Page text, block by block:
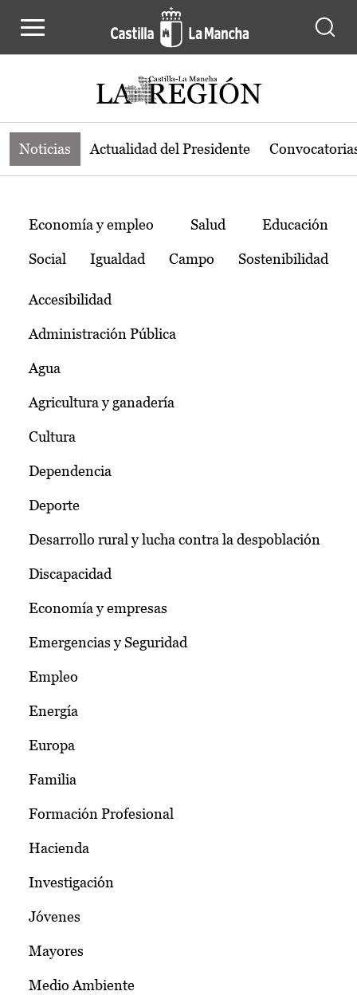
Noticias de la región de Castilla-La
Noticias Actualidad del Presidente
Temas
Economía y empleo Salud Educación
Social Igualdad Campo Sostenibilidad
Accesibilidad
Administración Pública
Agua
Agricultura y ganadería
Cultura
Dependencia
Deporte
Desarrollo rural y lucha contra la despoblación
Discapacidad
Economía y empresas
Emergencias y Seguridad
Empleo
Energía
Europa
Familia
Formación Profesional
Hacienda
Investigación
Jóvenes
Mayores
Medio Ambiente